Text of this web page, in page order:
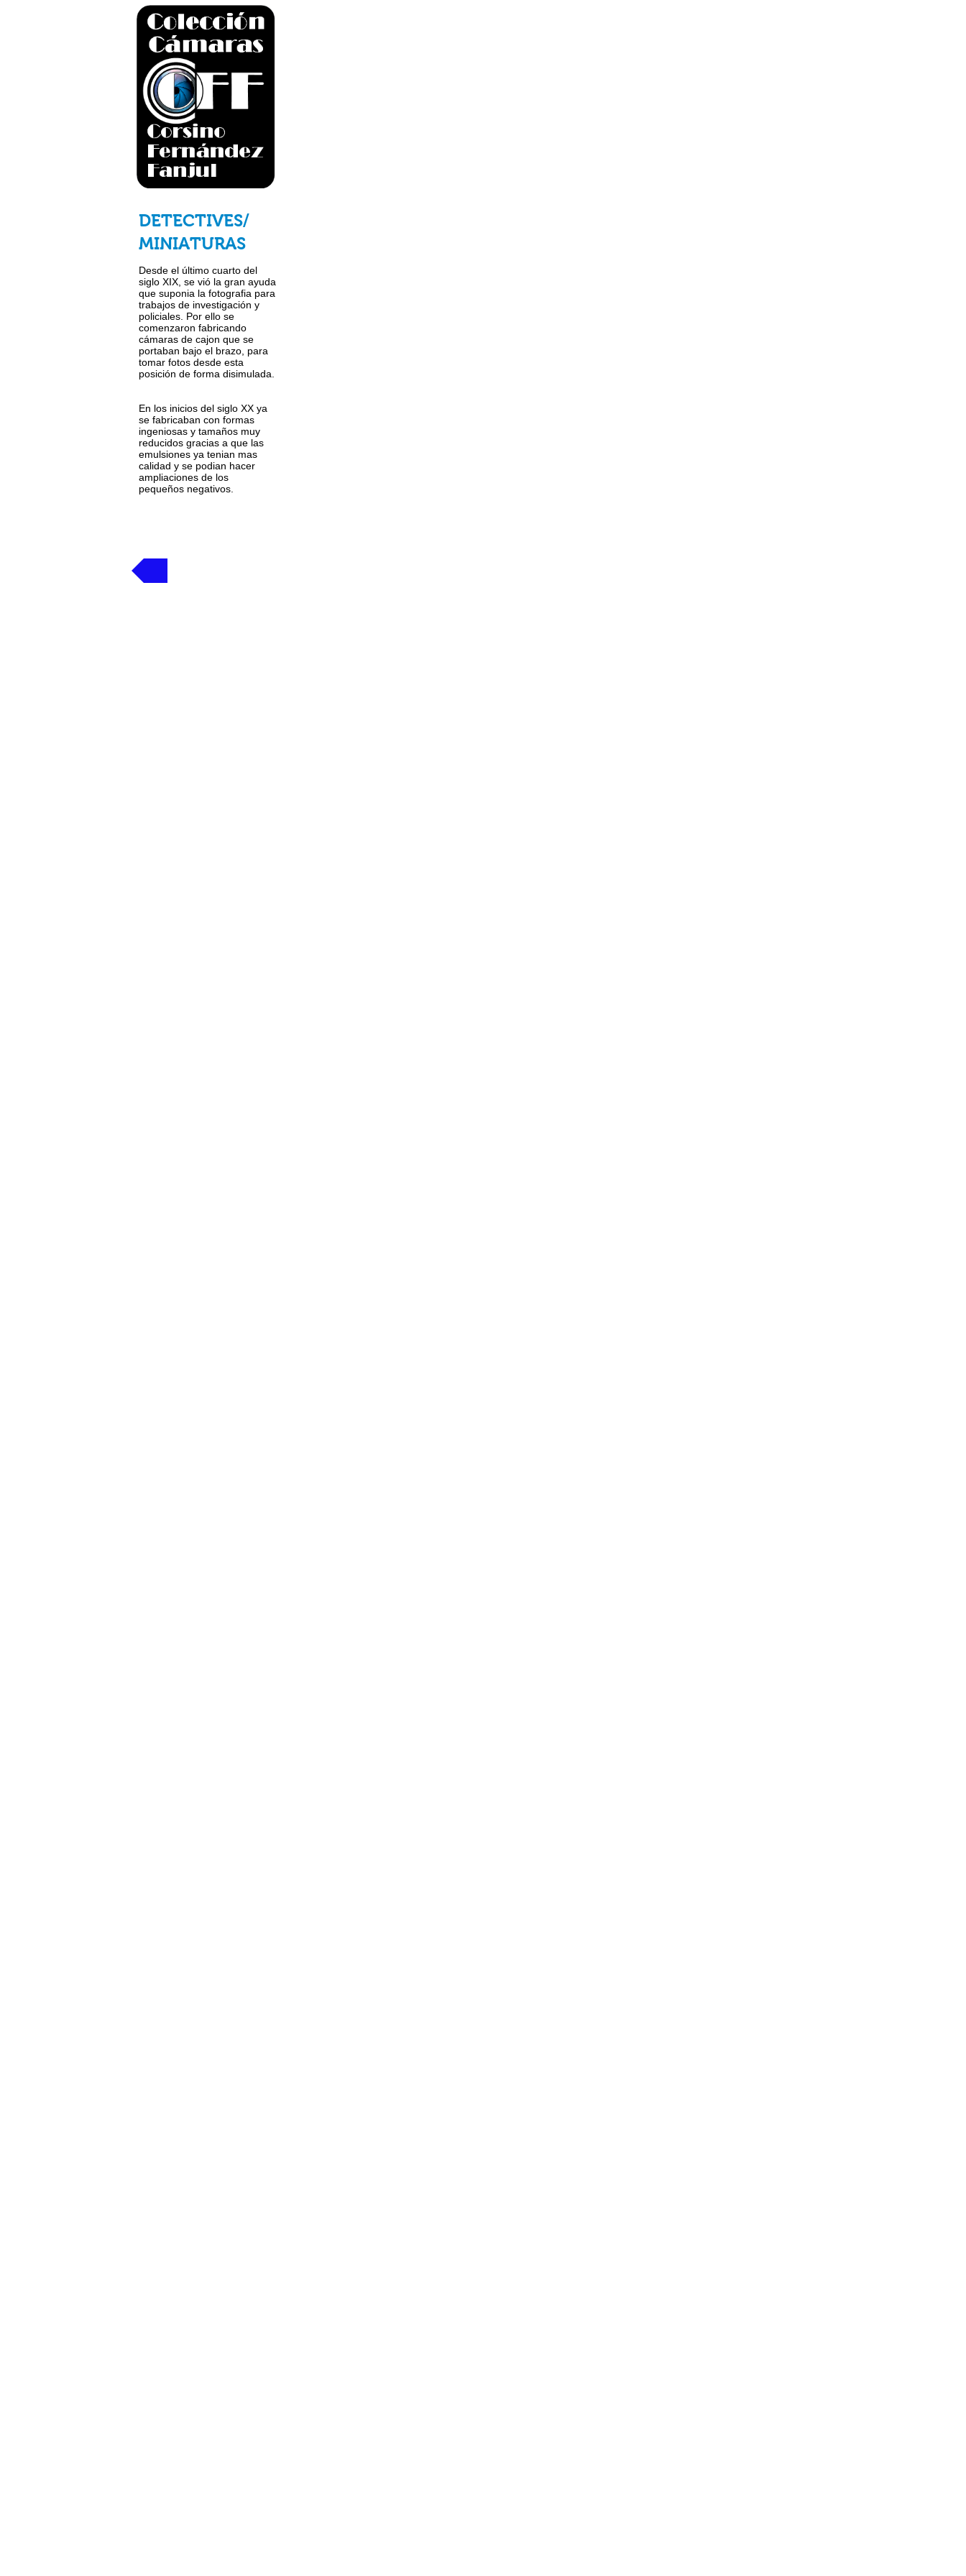
DETECTIVES/
MINIATURAS
Desde el último cuarto del
siglo XIX, se vió la gran ayuda
que suponia la fotografia para
trabajos de investigación y
policiales. Por ello se
comenzaron fabricando
cámaras de cajon que se
portaban bajo el brazo, para
tomar fotos desde esta
posición de forma disimulada.
En los inicios del siglo XX ya
se fabricaban con formas
ingeniosas y tamaños muy
reducidos gracias a que las
emulsiones ya tenian mas
calidad y se podian hacer
ampliaciones de los
pequeños negativos.